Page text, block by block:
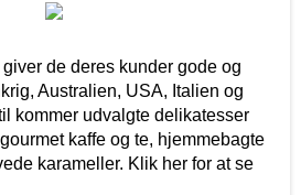
de deres kunder gode og
Australien, USA, Italien og
kommer udvalgte delikatesser
kaffe og te, hjemmebagte
karameller. Klik her for at se